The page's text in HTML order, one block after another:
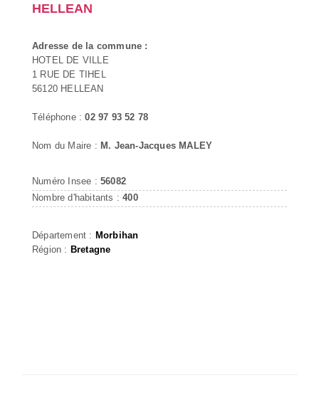
HELLEAN
Adresse de la commune :
HOTEL DE VILLE
1 RUE DE TIHEL
56120 HELLEAN
Téléphone :02 97 93 52 78
Nom du Maire : M. Jean-Jacques MALEY
Numéro Insee : 56082
Nombre d'habitants :400
Département : Morbihan
Région : Bretagne